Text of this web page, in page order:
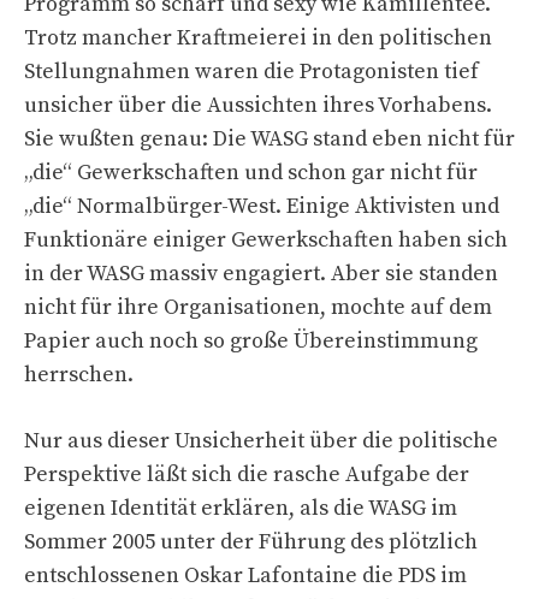
Trotz mancher Kraftmeierei in den politischen
Stellungnahmen waren die Protagonisten tief
unsicher über die Aussichten ihres Vorhabens.
Sie wußten genau: Die WASG stand eben nicht für
„die“ Gewerkschaften und schon gar nicht für
„die“ Normalbürger-West. Einige Aktivisten und
Funktionäre einiger Gewerkschaften haben sich
in der WASG massiv engagiert. Aber sie standen
nicht für ihre Organisationen, mochte auf dem
Papier auch noch so große Übereinstimmung
herrschen.
Nur aus dieser Unsicherheit über die politische
Perspektive läßt sich die rasche Aufgabe der
eigenen Identität erklären, als die WASG im
Sommer 2005 unter der Führung des plötzlich
entschlossenen Oskar Lafontaine die PDS im